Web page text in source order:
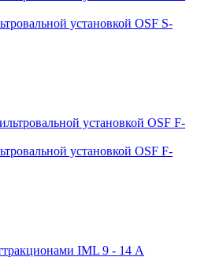
установкой OSF S-
установкой OSF F-